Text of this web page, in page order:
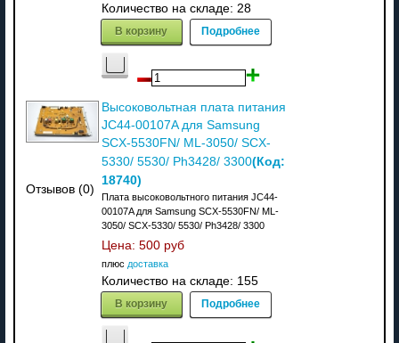
Количество на складе: 28
В корзину Подробнее
Отзывов (0)
Высоковольтная плата питания
JC44-00107A для Samsung
SCX-5530FN/ ML-3050/ SCX-
5330/ 5530/ Ph3428/ 3300(Код:
18740)
Плата высоковольтного питания JC44-
00107A для Samsung SCX-5530FN/ ML-
3050/ SCX-5330/ 5530/ Ph3428/ 3300
Цена: 500 руб
плюс доставка
Количество на складе: 155
В корзину Подробнее